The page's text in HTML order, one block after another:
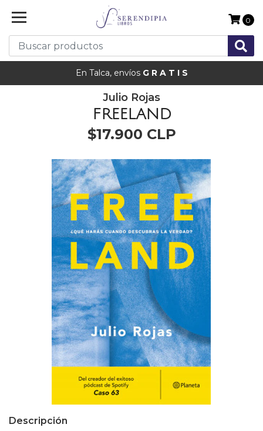
En Talca, envíos G R A T I S
0
Julio Rojas
FREELAND
$17.900 CLP
Descripción